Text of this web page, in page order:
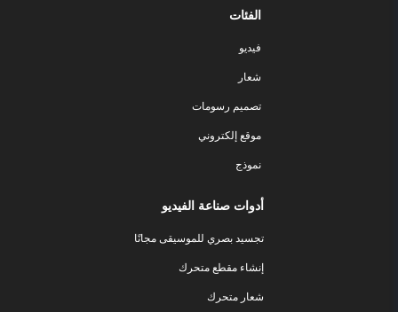
الفئات
فيديو
شعار
تصميم رسومات
موقع إلكتروني
نموذج
أدوات صناعة الفيديو
تجسيد بصري للموسيقى مجانًا
إنشاء مقطع متحرك
شعار متحرك